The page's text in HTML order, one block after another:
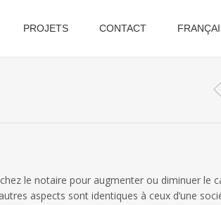
PROJETS CONTACT
le notaire pour augmenter ou diminuer le
aspects sont identiques à ceux d’une